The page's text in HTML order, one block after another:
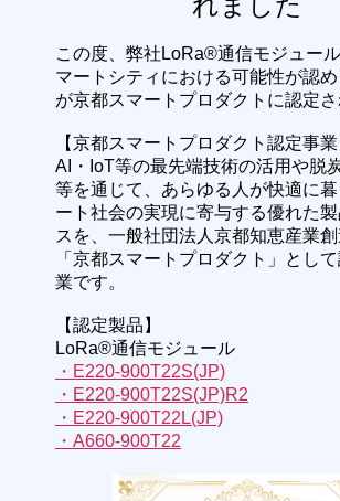
この度、弊社LoRa®通信モジュー
マートシティにおける可能性が認
が京都スマートプロダクトに認定さ
【京都スマートプロダクト認定事業
AI・IoT等の最先端技術の活用や脱
等を通じて、あらゆる人が快適に
ート社会の実現に寄与する優れた
スを、一般社団法人京都知恵産業
「京都スマートプロダクト」とし
業です。
【認定製品】
LoRa®通信モジュール
・E220-900T22S(JP)
・E220-900T22S(JP)R2
・E220-900T22L(JP)
・A660-900T22